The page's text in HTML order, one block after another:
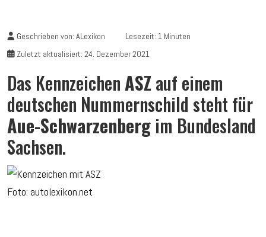
Geschrieben von: ALexikon
Lesezeit: 1 Minuten
Zuletzt aktualisiert: 24. Dezember 2021
Das KennzeichenASZ auf einem
deutschen Nummernschild steht für
Aue-Schwarzenberg im Bundesland
Sachsen.
Foto: autolexikon.net